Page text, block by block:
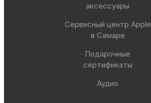
аксессуары
Сервисный центр Apple
в Самаре
Подарочные
сертификаты
Аудио